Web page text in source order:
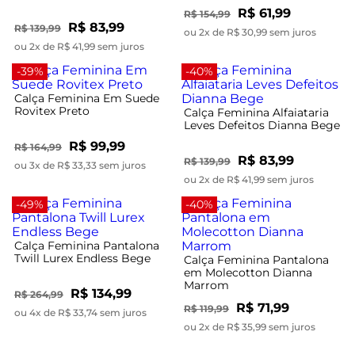
R$ 139,99 R$ 83,99
ou 2x de R$ 41,99 sem juros
R$ 154,99 R$ 61,99
ou 2x de R$ 30,99 sem juros
-39%
Calça Feminina Em Suede
Rovitex Preto
R$ 164,99 R$ 99,99
ou 3x de R$ 33,33 sem juros
-40%
Calça Feminina Alfaiataria
Leves Defeitos Dianna Bege
R$ 139,99 R$ 83,99
ou 2x de R$ 41,99 sem juros
-49%
Calça Feminina Pantalona
Twill Lurex Endless Bege
R$ 264,99 R$ 134,99
ou 4x de R$ 33,74 sem juros
-40%
Calça Feminina Pantalona
em Molecotton Dianna
Marrom
R$ 119,99 R$ 71,99
ou 2x de R$ 35,99 sem juros